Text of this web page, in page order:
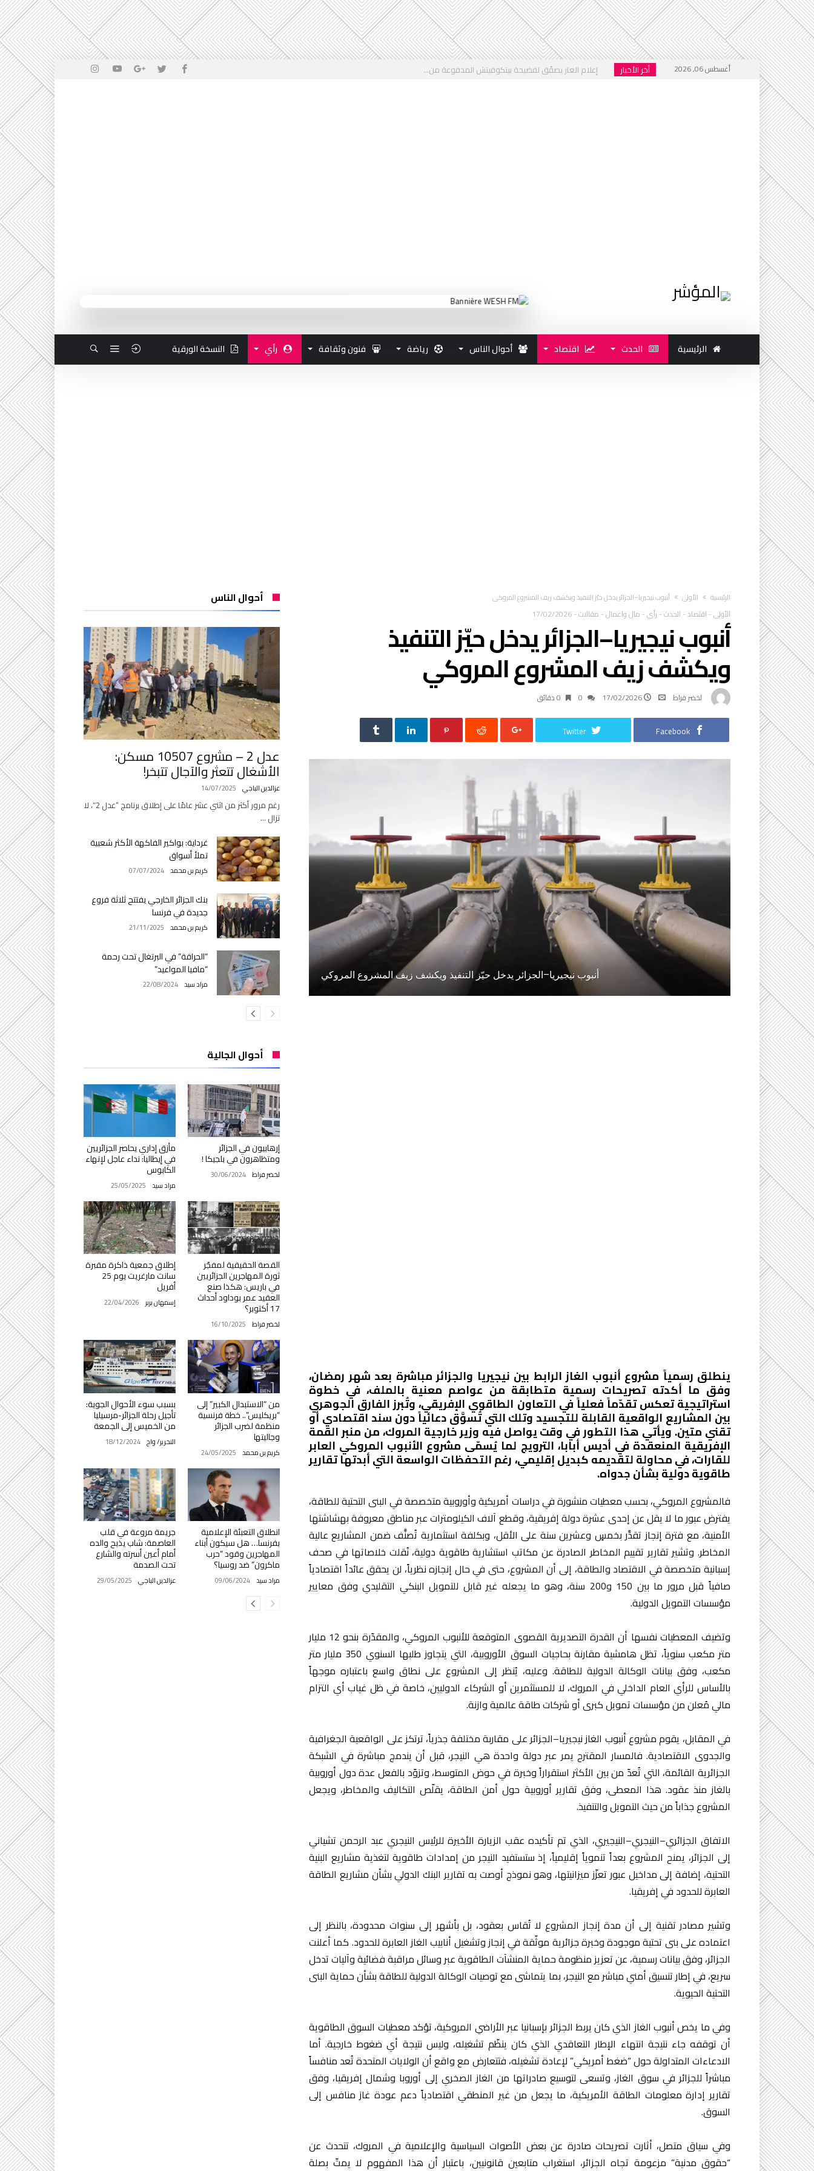
أغسطس 06, 2026 أخر الأخبار إعلام العار يصفّق لفضيحة بيتكوفيتش المدفوعة من...
الرئيسية الحدث اقتصاد أحوال الناس رياضة فنون وثقافة رأي النسخة الورقية
‫الرئيسية‬ الأولى أنبوب نيجيريا–الجزائر يدخل حيّز التنفيذ ويكشف زيف المشروع المروكي
الأولى- اقتصاد- الحدث- رأي- مال واعمال- مقالات-
17/02/2026
أنبوب نيجيريا–الجزائر يدخل حيّز التنفيذ
ويكشف زيف المشروع المروكي
لخضر فراط 17/02/2026 0 ‫دقائق‬
Facebook
Twitter
أنبوب نيجيريا–الجزائر يدخل حيّز التنفيذ ويكشف زيف المشروع المروكي
ينطلق رسمياً مشروع أنبوب الغاز الرابط بين نيجيريا والجزائر مباشرة بعد شهر رمضان،
وفق ما أكدته تصريحات رسمية متطابقة من عواصم معنية بالملف، في خطوة
استراتيجية تعكس تقدّماً فعلياً في التعاون الطاقوي الإفريقي، وتُبرز الفارق الجوهري
بين المشاريع الواقعية القابلة للتجسيد وتلك التي تُسوَّق دعائياً دون سند اقتصادي أو
تقني متين. ويأتي هذا التطور في وقت يواصل فيه وزير خارجية المروك، من منبر القمة
الإفريقية المنعقدة في أديس أبابا، الترويج لما يُسمّى مشروع الأنبوب المروكي العابر
للقارات، في محاولة لتقديمه كبديل إقليمي، رغم التحفظات الواسعة التي أبدتها تقارير
طاقوية دولية بشأن جدواه.
فالمشروع المروكي، بحسب معطيات منشورة في دراسات أمريكية وأوروبية متخصصة في البنى التحتية للطاقة،
يفترض عبور ما لا يقل عن إحدى عشرة دولة إفريقية، وقطع آلاف الكيلومترات عبر مناطق معروفة بهشاشتها
الأمنية، مع فترة إنجاز تقدَّر بخمسٍ وعشرين سنة على الأقل، وبكلفة استثمارية تُصنَّف ضمن المشاريع عالية
المخاطر. وتشير تقارير تقييم المخاطر الصادرة عن مكاتب استشارية طاقوية دولية، نُقلت خلاصاتها في صحف
إسبانية متخصصة في الاقتصاد والطاقة، إلى أن المشروع، حتى في حال إنجازه نظرياً، لن يحقق عائداً اقتصادياً
صافياً قبل مرور ما بين 150 و200 سنة، وهو ما يجعله غير قابل للتمويل البنكي التقليدي وفق معايير
مؤسسات التمويل الدولية.
وتضيف المعطيات نفسها أن القدرة التصديرية القصوى المتوقعة للأنبوب المروكي، والمقدّرة بنحو 12 مليار
متر مكعب سنوياً، تظل هامشية مقارنة بحاجيات السوق الأوروبية، التي يتجاوز طلبها السنوي 350 مليار متر
مكعب، وفق بيانات الوكالة الدولية للطاقة. وعليه، يُنظر إلى المشروع على نطاق واسع باعتباره موجهاً
بالأساس للرأي العام الداخلي في المروك، لا للمستثمرين أو الشركاء الدوليين، خاصة في ظل غياب أي التزام
مالي مُعلن من مؤسسات تمويل كبرى أو شركات طاقة عالمية وازنة.
في المقابل، يقوم مشروع أنبوب الغاز نيجيريا–الجزائر على مقاربة مختلفة جذرياً، ترتكز على الواقعية الجغرافية
والجدوى الاقتصادية. فالمسار المقترح يمر عبر دولة واحدة هي النيجر، قبل أن يندمج مباشرة في الشبكة
الجزائرية القائمة، التي تُعدّ من بين الأكثر استقراراً وخبرة في حوض المتوسط، وتزوّد بالفعل عدة دول أوروبية
بالغاز منذ عقود. هذا المعطى، وفق تقارير أوروبية حول أمن الطاقة، يقلّص التكاليف والمخاطر، ويجعل
المشروع جذاباً من حيث التمويل والتنفيذ.
الاتفاق الجزائري–النيجري–النيجيري، الذي تم تأكيده عقب الزيارة الأخيرة للرئيس النيجري عبد الرحمن تشياني
إلى الجزائر، يمنح المشروع بعداً تنموياً إقليمياً، إذ ستستفيد النيجر من إمدادات طاقوية لتغذية مشاريع البنية
التحتية، إضافة إلى مداخيل عبور تعزّز ميزانيتها، وهو نموذج أوصت به تقارير البنك الدولي بشأن مشاريع الطاقة
العابرة للحدود في إفريقيا.
وتشير مصادر تقنية إلى أن مدة إنجاز المشروع لا تُقاس بعقود، بل بأشهر إلى سنوات محدودة، بالنظر إلى
اعتماده على بنى تحتية موجودة وخبرة جزائرية موثّقة في إنجاز وتشغيل أنابيب الغاز العابرة للحدود. كما أعلنت
الجزائر، وفق بيانات رسمية، عن تعزيز منظومة حماية المنشآت الطاقوية عبر وسائل مراقبة فضائية وآليات تدخل
سريع، في إطار تنسيق أمني مباشر مع النيجر، بما يتماشى مع توصيات الوكالة الدولية للطاقة بشأن حماية البنى
التحتية الحيوية.
وفي ما يخص أنبوب الغاز الذي كان يربط الجزائر بإسبانيا عبر الأراضي المروكية، تؤكد معطيات السوق الطاقوية
أن توقفه جاء نتيجة انتهاء الإطار التعاقدي الذي كان ينظّم تشغيله، وليس نتيجة أي ضغوط خارجية. أما
الادعاءات المتداولة حول “ضغط أمريكي” لإعادة تشغيله، فتتعارض مع واقع أن الولايات المتحدة تُعد منافساً
مباشراً للجزائر في سوق الغاز، وتسعى لتوسيع صادراتها من الغاز الصخري إلى أوروبا وشمال إفريقيا، وفق
تقارير إدارة معلومات الطاقة الأمريكية، ما يجعل من غير المنطقي اقتصادياً دعم عودة غاز منافس إلى
السوق.
وفي سياق متصل، أثارت تصريحات صادرة عن بعض الأصوات السياسية والإعلامية في المروك، تتحدث عن
“حقوق مدنية” مزعومة تجاه الجزائر، استغراب متابعين قانونيين، باعتبار أن هذا المفهوم لا يمتّ بصلة
أحوال الناس
عدل 2 – مشروع 10507 مسكن:
الأشغال تتعثر والآجال تتبخر!
عزالدين الباجي 14/07/2025
رغم مرور أكثر من اثني عشر عامًا على إطلاق برنامج “عدل 2″، لا
تزال …
غرداية: بواكير الفاكهة الأكثر شعبية
تملأ أسواق
كريم بن محمد 07/07/2024
بنك الجزائر الخارجي يفتتح ثلاثة فروع
جديدة في فرنسا
كريم بن محمد 21/11/2025
“الحراقة” في البرتغال تحت رحمة
“مافيا المواعيد”
مراد سيد 22/08/2024
أحوال الجالية
مأزق إداري يحاصر الجزائريين
في إيطاليا: نداء عاجل لإنهاء
الكابوس
مراد سيد 25/05/2025
إرهابيون في الجزائر
ومتظاهرون في بلجيكا !
لخضر فراط 30/06/2024
إطلاق جمعية ذاكرة مقبرة
سانت مارغريت يوم 25
أفريل
إسمهان بربر 22/04/2026
القصة الحقيقية لمفجّر
ثورة المهاجرين الجزائريين
في باريس: هكذا صنع
العقيد عمر بوداود أحداث
17 أكتوبر؟
لخضر فراط 16/10/2025
بسبب سوء الأحوال الجوية:
تأجيل رحلة الجزائر-مرسيليا
من الخميس إلى الجمعة
التحرير/ واج 18/12/2024
من “الاستبدال الكبير” إلى
“بريكليس”.. خطة فرنسية
منظمة لضرب الجزائر
وجاليتها
كريم بن محمد 24/05/2025
جريمة مروعة في قلب
العاصمة: شاب يذبح والده
أمام أعين أسرته والشارع
تحت الصدمة
عزالدين الباجي 29/05/2025
انطلاق التعبئة الإعلامية
بفرنسا… هل سيكون أبناء
المهاجرين وقود “حرب
ماكرون” ضد روسيا؟
مراد سيد 09/06/2024